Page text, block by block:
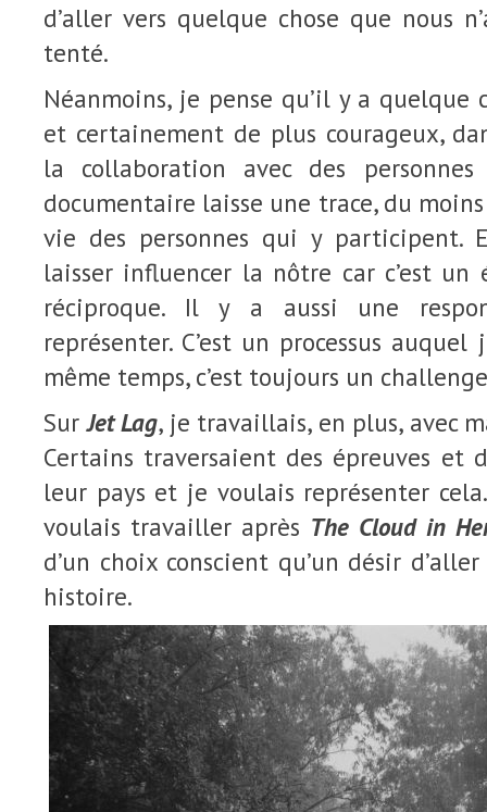
d’aller vers quelque chose que nous
tenté.
Néanmoins, je pense qu’il y a
et certainement de plus courageux,
la collaboration avec des
documentaire laisse une trace, du
vie des personnes qui y participent.
laisser influencer la nôtre car c’est
réciproque. Il y a aussi une
représenter. C’est un processus
même temps, c’est toujours un
SurJet Lag, je travaillais, en plus, avec
Certains traversaient des épreuves et
leur pays et je voulais représenter
voulais travailler après The Cloud in
d’un choix conscient qu’un désir
histoire.